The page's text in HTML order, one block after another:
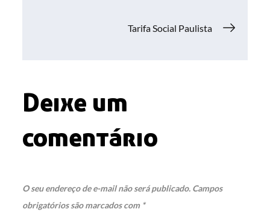
Tarifa Social Paulista
Deixe um
comentário
O seu endereço de e-mail não será publicado. Campos
obrigatórios são marcados com *